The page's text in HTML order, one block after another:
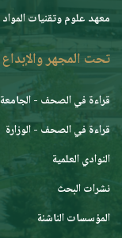
معهد علوم وتقنيات المواد
تحت المجهر والإبداع
قراءة في الصحف - الجامعة
قراءة في الصحف - الوزارة
النوادي العلمية
نشرات البحث
المؤسسات الناشئة